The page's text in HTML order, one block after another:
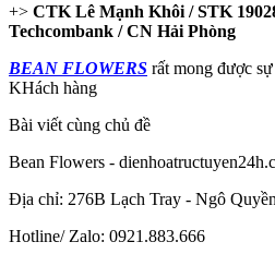
+> CTK Lê Mạnh Khôi / STK
Techcombank / CN Hải Phòng
BEAN FLOWERS rất mong được
KHách hàng
Bài viết cùng chủ đề
Bean Flowers -
Địa chỉ: 276B Lạch Tray - Ngô
Hotline/ Zalo: 0921.883.666